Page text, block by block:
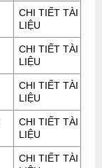
CHI TIẾT TÀI
LIỆU
CHI TIẾT TÀI
LIỆU
CHI TIẾT TÀI
LIỆU
CHI TIẾT TÀI
LIỆU
CHI TIẾT TÀI